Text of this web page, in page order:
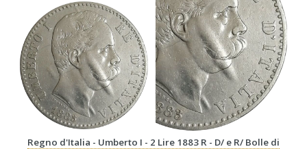
Regno d'Italia - Umberto I - 2 Lire 1883 R - D/ e R/ Bolle di